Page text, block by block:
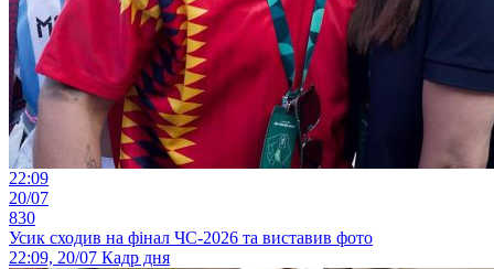
22:09
20/07
830
Усик сходив на фінал ЧС-2026 та виставив фото
22:09, 20/07 Кадр дня